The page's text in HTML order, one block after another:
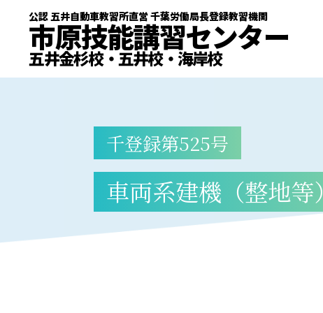
公認 五井自動車教習所直営 千葉労働局長登録教習機関
市原技能講習センター
五井金杉校・五井校・海岸校
お得な合宿プラン
お得なセット講習
修了証の再交付・書替え
宿泊施設のご案内
公認 五井自動車教習所直営 千葉労働局長登録教習機関
市原技能講習センター
五井金杉校・五井校・海岸校
千登録第525号
車両系建機（整地等）